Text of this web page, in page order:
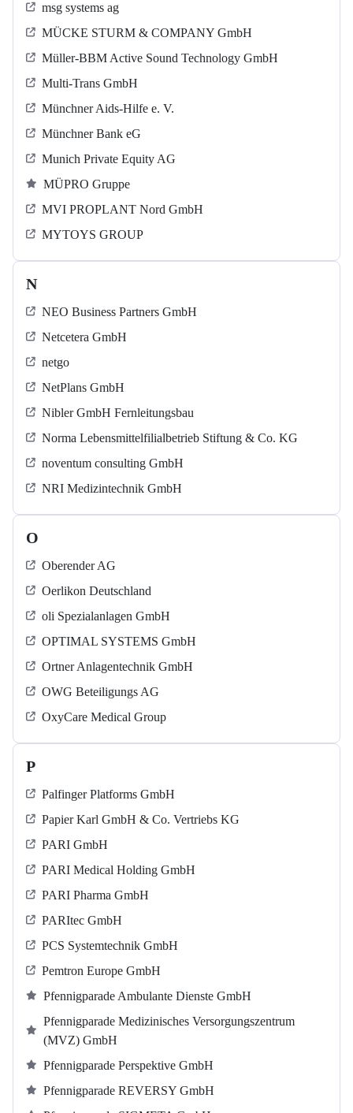
msg systems ag
MÜCKE STURM & COMPANY GmbH
Müller-BBM Active Sound Technology GmbH
Multi-Trans GmbH
Münchner Aids-Hilfe e. V.
Münchner Bank eG
Munich Private Equity AG
MÜPRO Gruppe
MVI PROPLANT Nord GmbH
MYTOYS GROUP
N
NEO Business Partners GmbH
Netcetera GmbH
netgo
NetPlans GmbH
Nibler GmbH Fernleitungsbau
Norma Lebensmittelfilialbetrieb Stiftung & Co. KG
noventum consulting GmbH
NRI Medizintechnik GmbH
O
Oberender AG
Oerlikon Deutschland
oli Spezialanlagen GmbH
OPTIMAL SYSTEMS GmbH
Ortner Anlagentechnik GmbH
OWG Beteiligungs AG
OxyCare Medical Group
P
Palfinger Platforms GmbH
Papier Karl GmbH & Co. Vertriebs KG
PARI GmbH
PARI Medical Holding GmbH
PARI Pharma GmbH
PARItec GmbH
PCS Systemtechnik GmbH
Pemtron Europe GmbH
Pfennigparade Ambulante Dienste GmbH
Pfennigparade Medizinisches Versorgungszentrum
(MVZ) GmbH
Pfennigparade Perspektive GmbH
Pfennigparade REVERSY GmbH